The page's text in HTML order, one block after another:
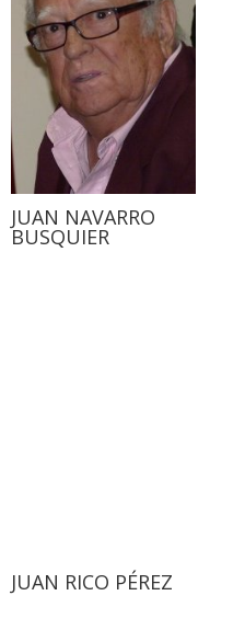
JUAN NAVARRO
BUSQUIER
JUAN RICO PÉREZ